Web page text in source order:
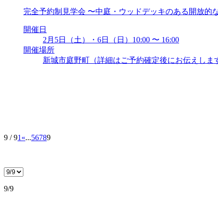
完全予約制見学会 〜中庭・ウッドデッキのある開放的
開催日
2月5日（土）・6日（日）10:00 〜 16:00
開催場所
新城市庭野町（詳細はご予約確定後にお伝えしま
9 / 91 «...56789
9/9